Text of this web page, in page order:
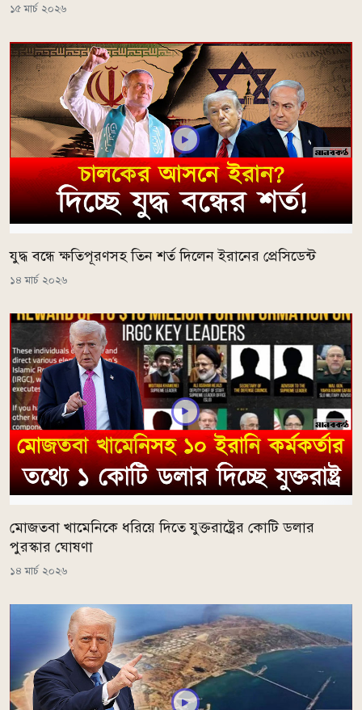
১৫ মার্চ ২০২৬
যুদ্ধ বন্ধে ক্ষতিপূরণসহ তিন শর্ত দিলেন ইরানের প্রেসিডেন্ট
১৪ মার্চ ২০২৬
মোজতবা খামেনিকে ধরিয়ে দিতে যুক্তরাষ্ট্রের কোটি ডলার
পুরস্কার ঘোষণা
১৪ মার্চ ২০২৬